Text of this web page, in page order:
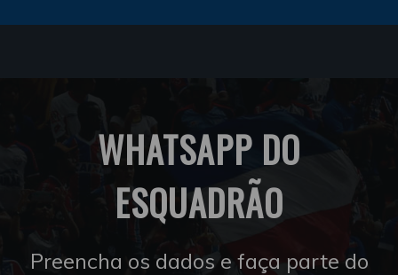
WHATSAPP DO
ESQUADRÃO
Preencha os dados e faça parte do